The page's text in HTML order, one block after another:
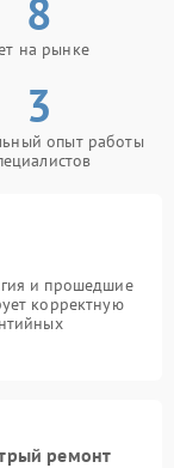
8
на рынке
3
опыт работы
и прошедшие
корректную
ремонт